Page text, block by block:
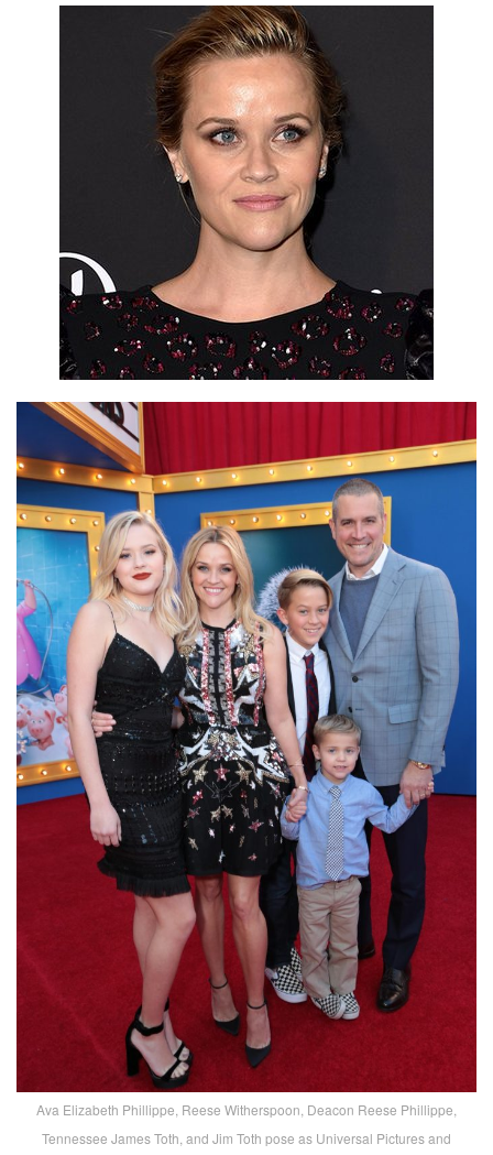
Ava Elizabeth Phillippe, Reese Witherspoon, Deacon Reese Phillippe,
Tennessee James Toth, and Jim Toth pose as Universal Pictures and